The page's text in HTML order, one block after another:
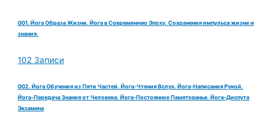
001. Йога Образа Жизни. Йога в Современную Эпоху. Сохранения импульса жизни и
знания.
102 Записи
002. Йога Обучения из Пяти Частей. Йога-Чтения Вслух. Йога-Написания Рукой.
Йога-Передача Знания от Человека. Йога-Постоянное Памятованье. Йога-Диспута
Экзамена